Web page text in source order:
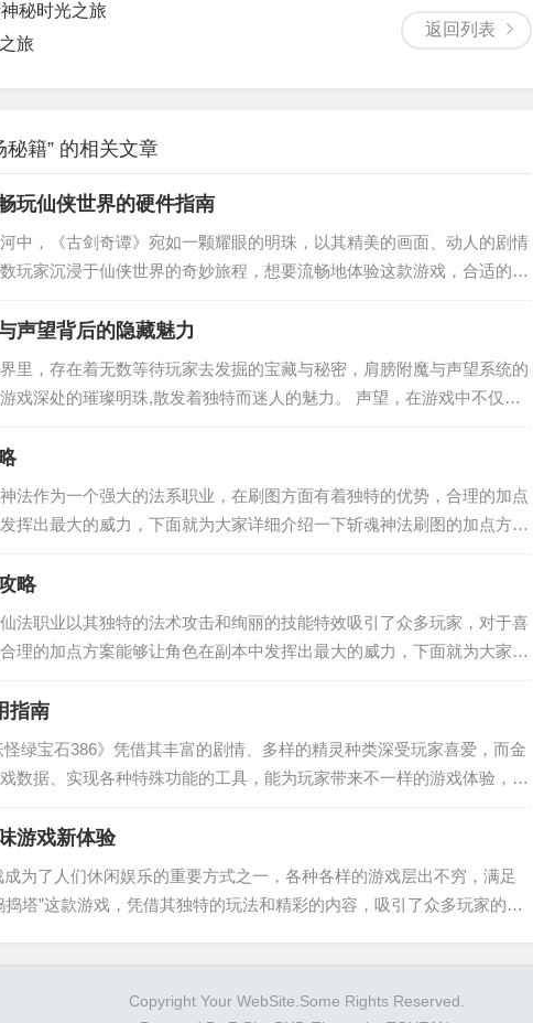
返回列表
秘时光之旅
旅
籍” 的相关文章
玩仙侠世界的硬件指南
中，《古剑奇谭》宛如一颗耀眼的明珠，以其精美的画面、动人的剧情
玩家沉浸于仙侠世界的奇妙旅程，想要流畅地体验这款游戏，合适的电
们就来详细解析一下《古剑奇谭》的配置要求。 最低配置 对于那些电
，了解《古剑...
声望背后的隐藏魅力
里，存在着无数等待玩家去发掘的宝藏与秘密，肩膀附魔与声望系统的
戏深处的璀璨明珠,散发着独特而迷人的魅力。 声望，在游戏中不仅仅
代表着玩家在游戏世界中与各个势力之间的关系亲疏，不同的势力有着
标，玩家通过完...
法作为一个强大的法系职业，在刷图方面有着独特的优势，合理的加点
挥出最大的威力，下面就为大家详细介绍一下斩魂神法刷图的加点方
技能丰富多样,不同技能在刷图中的作用也各不相同，我们的加点核心思
升输出能力，...
略
法职业以其独特的法术攻击和绚丽的技能特效吸引了众多玩家，对于喜
理的加点方案能够让角色在副本中发挥出最大的威力，下面就为大家详
刷图加点方案。 技能分析 仙法的技能丰富多样,涵盖了各种元素的攻击
们需要根据...
指南
绿宝石386》凭借其丰富的剧情、多样的精灵种类深受玩家喜爱，而金
数据、实现各种特殊功能的工具，能为玩家带来不一样的游戏体验，那
用呢？下面就为大家详细介绍。 金手指的获取 在使用金手指之前,首先
，这...
游戏新体验
为了人们休闲娱乐的重要方式之一，各种各样的游戏层出不穷，满足
塔”这款游戏，凭借其独特的玩法和精彩的内容，吸引了众多玩家的目
Copyright Your WebSite.Some Rights Reserved.